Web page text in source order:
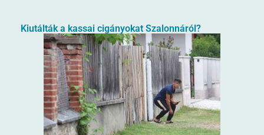
Kiutálták a kassai cigányokat Szalonnáról?